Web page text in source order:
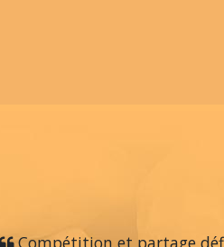
Compétition et partage